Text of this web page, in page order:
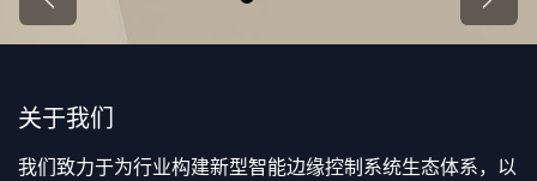
上一个 下一
关于我们
我们致力于为行业构建新型智能边缘控制系统生态体系，以